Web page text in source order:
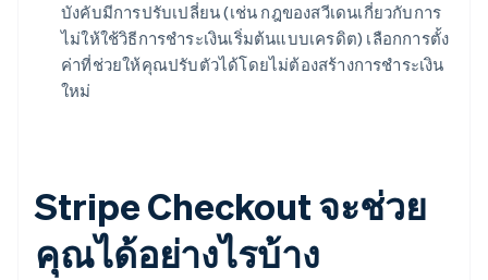
บังคับมีการปรับเปลี่ยน (เช่น กฎของสวีเดนเกี่ยวกับการ
ไม่ให้ใช้วิธีการชำระเงินเริ่มต้นแบบเครดิต) เลือกการตั้ง
ค่าที่ช่วยให้คุณปรับตัวได้โดยไม่ต้องสร้างการชำระเงิน
ใหม่
Stripe Checkout จะช่วย
คุณได้อย่างไรบ้าง